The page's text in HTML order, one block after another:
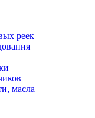
реек
масла